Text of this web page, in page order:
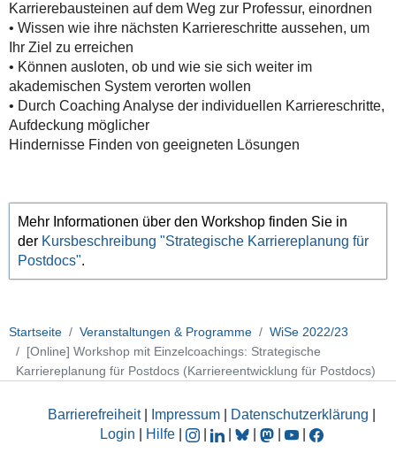
Karrierebausteinen auf dem Weg zur Professur, einordnen
• Wissen wie ihre nächsten Karriereschritte aussehen, um
Ihr Ziel zu erreichen
• Können ausloten, ob und wie sie sich weiter im
akademischen System verorten wollen
• Durch Coaching Analyse der individuellen Karriereschritte,
Aufdeckung möglicher
Hindernisse Finden von geeigneten Lösungen
Mehr Informationen über den Workshop finden Sie in
der Kursbeschreibung "Strategische Karriereplanung für
Postdocs".
Startseite Veranstaltungen & Programme
WiSe 2022/23
[Online] Workshop mit Einzelcoachings: Strategische
Karriereplanung für Postdocs (Karriereentwicklung für Postdocs)
Barrierefreiheit| Impressum Datenschutzerklärung
Login
Hilfe